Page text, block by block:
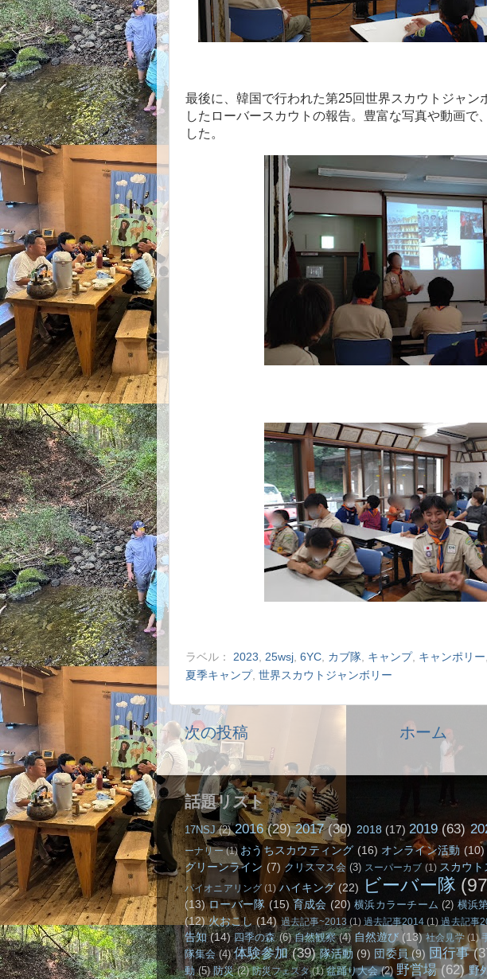
最後に、韓国で行われた第25回世界スカウトジャン
したローバースカウトの報告。豊富な写真や動画で
した。
ラベル： 2023 25wsj 6YC カブ隊 キャンプ, キャンポリー
夏季キャンプ, 世界スカウトジャンボリー
次の投稿 ホーム
話題リスト
17NSJ (2) 2016 (29) 2017 (30) 2018 (17) 2019 (63)
ーナリー (1) おうちスカウティング (16) オンライン活動 (10)
グリーンライン (7) クリスマス会 (3) スーパーカブ (1) スカウト
パイオニアリング (1) ハイキング (22) ビーバー隊
(13) ローバー隊 (15) 育成会 (20) 横浜カラーチーム (2) 横浜
(12) 火おこし (14) 過去記事~2013 (1) 過去記事2014 (1) 過去記事
告知 (14) 四季の森 (6) 自然観察 (4) 自然遊び (13) 社会見学 (1)
隊集会 (4) 体験参加 (39) 隊活動 (9) 団委員 (9) 団行事
動 (5) 防災 (2) 防災フェスタ (1) 盆踊り大会 (2) 野営場 (62) 野